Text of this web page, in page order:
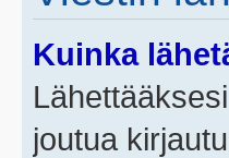
Kuinka
joutua